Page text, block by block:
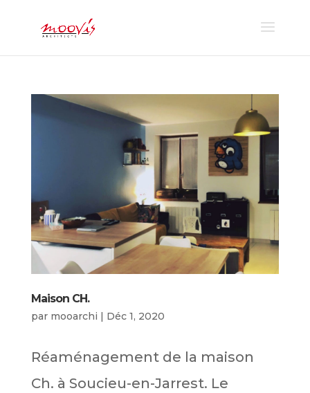
Maison CH.
par mooarchi | Déc 1, 2020
Réaménagement de la maison
Ch. à Soucieu-en-Jarrest. Le